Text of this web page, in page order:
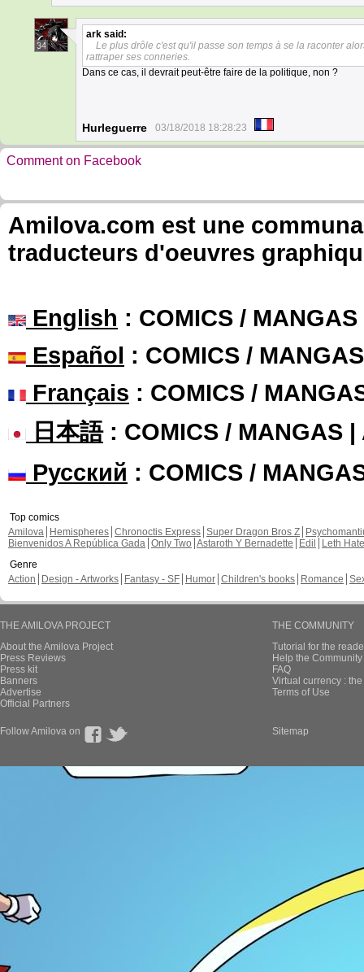
34
ark said:
Le plus drôle c'est qu'il passe son temps à se la raconter
rattraper ses conneries.
Dans ce cas, il devrait peut-être faire de la politique, non ?
Hurleguerre 03/18/2018 18:28:23
Comment on Facebook
Amilova.com est une
traducteurs d'oeuvres
English : COMICS /
Español : COMICS /
Français : COMICS /
日本語: COMICS / MANGAS |
Русский : COMICS /
Top comics
Amilova
Hemispheres Chronoctis Express Super Dragon Bros Z
Bienvenidos A República Gada Only Two Astaroth Y Bernadette Edil
Leth Hate
Genre
Action
Design - Artworks Fantasy - SF Humor Children's books Romance
THE AMILOVA PROJECT
About the Amilova Project
Press Reviews
Press kit
Banners
Advertise
Official Partners
THE COMMUNITY
Tutorial for the
Help the
FAQ
Virtual currency :
Terms of Use
Follow Amilova on Sitemap